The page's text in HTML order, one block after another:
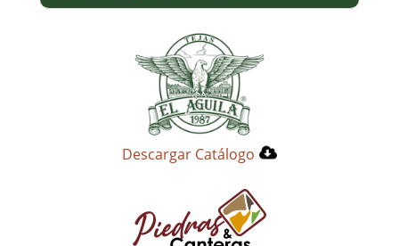
Descargar Catálogo